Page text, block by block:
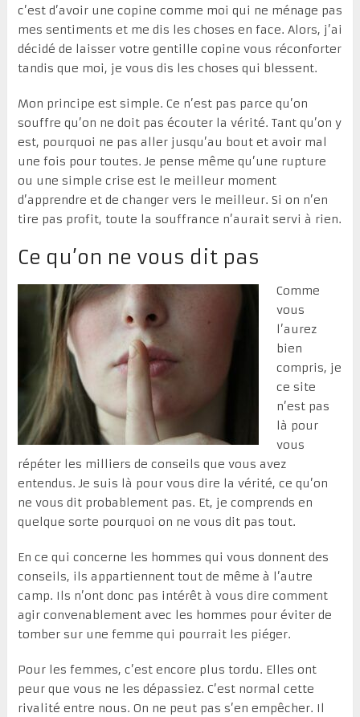
c’est d’avoir une copine comme moi qui ne ménage pas
mes sentiments et me dis les choses en face. Alors, j’ai
décidé de laisser votre gentille copine vous réconforter
tandis que moi, je vous dis les choses qui blessent.
Mon principe est simple. Ce n’est pas parce qu’on
souffre qu’on ne doit pas écouter la vérité. Tant qu’on y
est, pourquoi ne pas aller jusqu’au bout et avoir mal
une fois pour toutes. Je pense même qu’une rupture
ou une simple crise est le meilleur moment
d’apprendre et de changer vers le meilleur. Si on n’en
tire pas profit, toute la souffrance n’aurait servi à rien.
Ce qu’on ne vous dit pas
Comme
vous
l’aurez
bien
compris, je
ce site
n’est pas
là pour
vous
répéter les milliers de conseils que vous avez
entendus. Je suis là pour vous dire la vérité, ce qu’on
ne vous dit probablement pas. Et, je comprends en
quelque sorte pourquoi on ne vous dit pas tout.
En ce qui concerne les hommes qui vous donnent des
conseils, ils appartiennent tout de même à l’autre
camp. Ils n’ont donc pas intérêt à vous dire comment
agir convenablement avec les hommes pour éviter de
tomber sur une femme qui pourrait les piéger.
Pour les femmes, c’est encore plus tordu. Elles ont
peur que vous ne les dépassiez. C’est normal cette
rivalité entre nous. On ne peut pas s’en empêcher. Il